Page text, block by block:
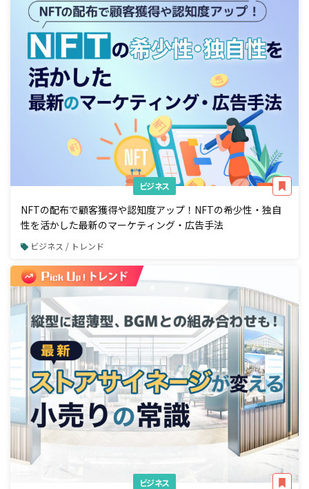
ビジネス
NFTの配布で顧客獲得や認知度アップ！NFTの希少性・独自
性を活かした最新のマーケティング・広告手法
ビジネス / トレンド
ビジネス